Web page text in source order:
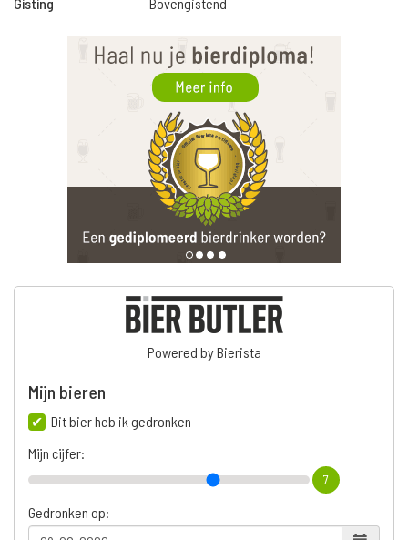
Powered by Bierista
Mijn bieren
Dit bier heb ik gedronken
Mijn cijfer:
7
Gedronken op: